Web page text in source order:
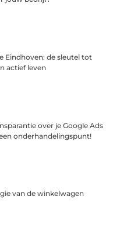
Eindhoven: de sleutel tot
actief leven
over je Google Ads
onderhandelingspunt!
van de winkelwagen